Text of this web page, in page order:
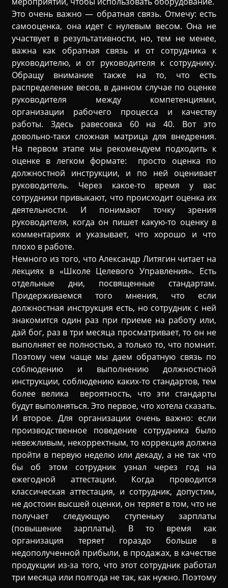
Это очень важно — обратная связь. Отмечу: есть
самооценка, она идет с нулевым весом. Она не
участвует в результативности, но, тем не менее,
важна как обратная связь и от сотрудника к
руководителю, и от руководителя к сотруднику.
Обращу внимание также на то, что есть
распределение весов, в данном случае по оценке
руководителя между компетенциями,
организации рабочего процесса и качеству
работы. Здесь равесовка 60 на 40. Вот это
довольно-таки сложная матрица для внедрения.
На первом этапе мы рекомендуем подходить к
оценке в легком формате: просто оценка по
должностной инструкции, и по ней оценивает
руководитель. Через какое-то время у вас
сотрудники привыкают, что происходит оценка их
деятельности. И понимают точку зрения
руководителя, когда он пишет какую-то оценку в
комментариях и указывает, что хорошо и что
плохо в работе.
Немного из того, что Александр Литягин читает на
лекциях в «Школе Целевого Управления». Есть
отдельные дни, посвященные стандартам.
Придерживаемся того мнения, что если
должностная инструкция есть, но сотрудник с ней
знакомится один раз при приеме на работу или,
дай бог, раз в три месяца просматривает, то он не
выполняет ее полностью, а только то, что помнит.
Поэтому чем чаще мы даем обратную связь по
соблюдению и выполнению должностной
инструкции, соблюдению каких-то стандартов, тем
более велика вероятность, что эти стандарты
будут выполняться. Это первое, что хотела сказать.
И второе. Для организации очень важно: если
производственное поведение сотрудника было
невежливым, некорректным, то коррекция должна
пройти в первую неделю или декаду, а не так что
бы об этом сотрудник узнал через год на
ежегодной аттестации. Когда проводится
классическая аттестация, и сотрудник, допустим,
не достоин высшей оценки, он теряет в том, что не
получает следующую ступеньку зарплаты
(повышение зарплаты). В то время как
организация теряет гораздо больше в
недополученной прибыли, в продажах, в качестве
продукции из-за того, что этот сотрудник работал
три месяца или полгода не так, как нужно. Поэтому